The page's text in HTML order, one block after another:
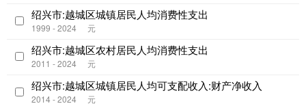
绍兴市:越城区城镇居民人均消费性支出
1999 - 2024 元
绍兴市:越城区农村居民人均消费性支出
2011 - 2024 元
绍兴市:越城区城镇居民人均可支配收入:财产净收入
2014 - 2024 元